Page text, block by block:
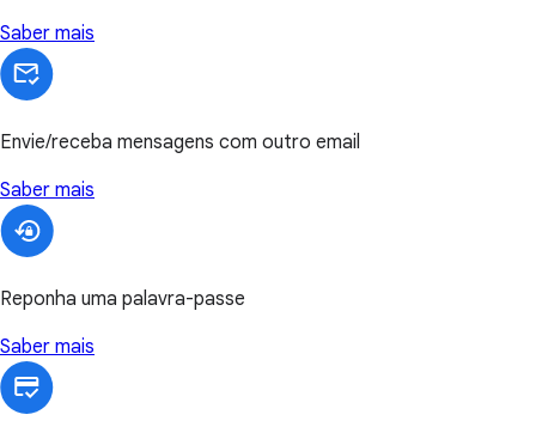
Saber mais
Envie/receba mensagens com outro email
Saber mais
Reponha uma palavra-passe
Saber mais